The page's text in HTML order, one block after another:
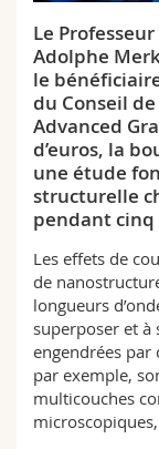
Doctorants
Programme
MyUnifr
Le
Adolphe
le
du Conseil de
Advanced
d’euros, la
une étude
structurelle
pendant cinq
Les effets de
de
longueurs
superposer et à
engendrées par
par exemple,
multicouches